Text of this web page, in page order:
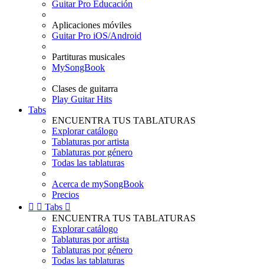
Guitar Pro Educación
Aplicaciones móviles
Guitar Pro iOS/Android
Partituras musicales
MySongBook
Clases de guitarra
Play Guitar Hits
Tabs
ENCUENTRA TUS TABLATURAS
Explorar catálogo
Tablaturas por artista
Tablaturas por género
Todas las tablaturas
Acerca de mySongBook
Precios
  Tabs 
ENCUENTRA TUS TABLATURAS
Explorar catálogo
Tablaturas por artista
Tablaturas por género
Todas las tablaturas